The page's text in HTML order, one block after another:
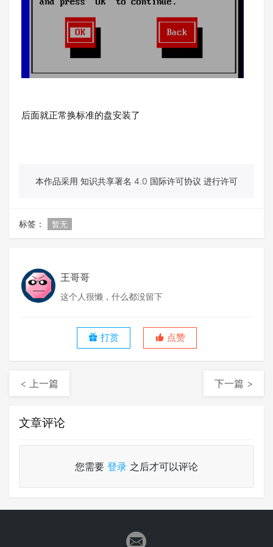
后面就正常换标准的盘安装了
本作品采用 知识共享署名 4.0 国际许可协议 进行许可
标签： 暂无
王哥哥
这个人很懒，什么都没留下
打赏 点赞
< 上一篇 下一篇 >
文章评论
您需要 登录 之后才可以评论